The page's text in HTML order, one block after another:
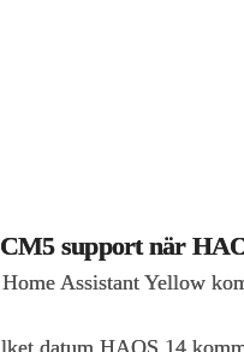
support när
Assistant Yellow
datum HAOS 14